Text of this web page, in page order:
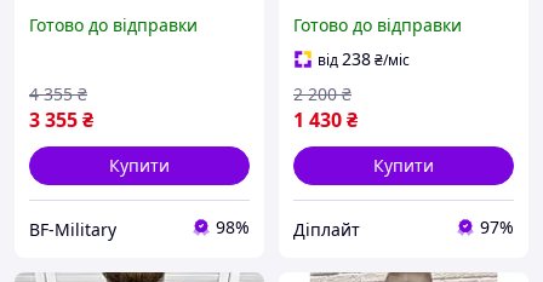
точки скидання піксель
Плитконоска без плит
BAGS
Готово до відправки
3 355₴
4 355 ₴
Купити
BF-Military 98%
21700 акумулятор
Готово до відправки
від238₴/міс
1 430₴
2 200 ₴
Купити
Діплайт 97%